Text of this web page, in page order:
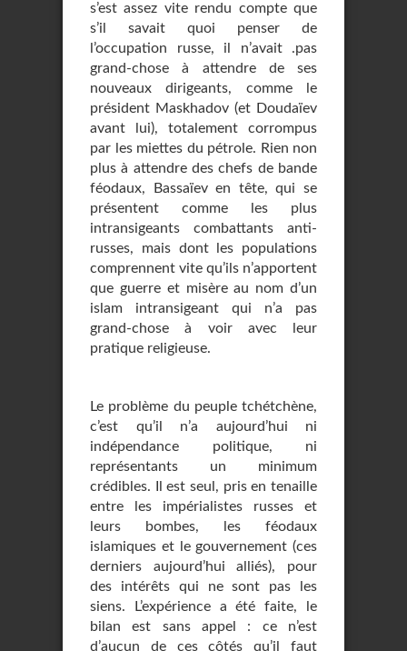
s’est assez vite rendu compte que
s’il savait quoi penser de
l’occupation russe, il n’avait .pas
grand-chose à attendre de ses
nouveaux dirigeants, comme le
président Maskhadov (et Doudaïev
avant lui), totalement corrompus
par les miettes du pétrole. Rien non
plus à attendre des chefs de bande
féodaux, Bassaïev en tête, qui se
présentent comme les plus
intransigeants combattants anti-
russes, mais dont les populations
comprennent vite qu’ils n’apportent
que guerre et misère au nom d’un
islam intransigeant qui n’a pas
grand-chose à voir avec leur
pratique religieuse.
Le problème du peuple tchétchène,
c’est qu’il n’a aujourd’hui ni
indépendance politique, ni
représentants un minimum
crédibles. Il est seul, pris en tenaille
entre les impérialistes russes et
leurs bombes, les féodaux
islamiques et le gouvernement (ces
derniers aujourd’hui alliés), pour
des intérêts qui ne sont pas les
siens. L’expérience a été faite, le
bilan est sans appel : ce n’est
d’aucun de ces côtés qu’il faut